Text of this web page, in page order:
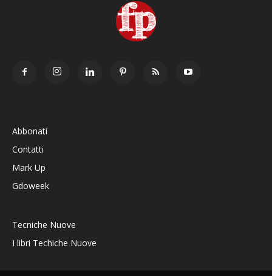
Abbonati
Contatti
Mark Up
Gdoweek
Tecniche Nuove
I libri Techiche Nuove